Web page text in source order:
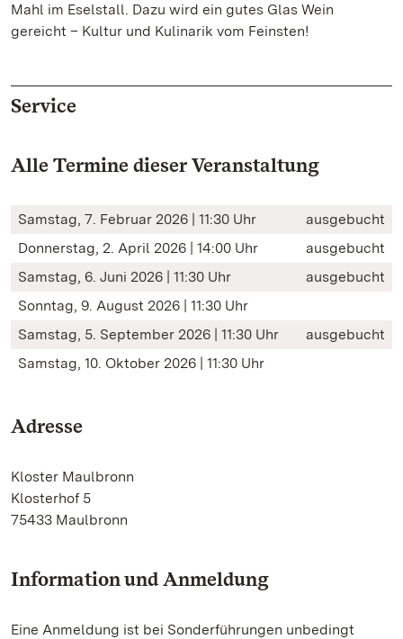
Mahl im Eselstall. Dazu wird ein gutes Glas Wein
gereicht – Kultur und Kulinarik vom Feinsten!
Service
Alle Termine dieser Veranstaltung
Samstag, 7. Februar 2026 | 11:30 Uhr
ausgebucht
Donnerstag, 2. April 2026 | 14:00 Uhr
ausgebucht
Samstag, 6. Juni 2026 | 11:30 Uhr
ausgebucht
Sonntag, 9. August 2026 | 11:30 Uhr
Samstag, 5. September 2026 | 11:30 Uhr
ausgebucht
Samstag, 10. Oktober 2026 | 11:30 Uhr
Adresse
Kloster Maulbronn
Klosterhof 5
75433 Maulbronn
Information und Anmeldung
Eine Anmeldung ist bei Sonderführungen unbedingt